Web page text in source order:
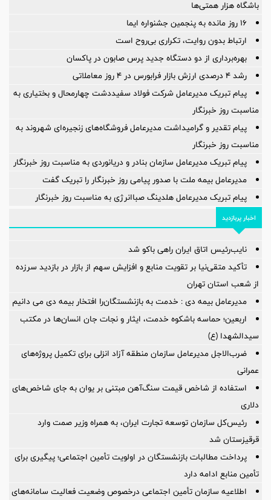
باشگاه هزار همتی‌ها
16 روز مانده به پنجمین جشنواره ایما
ارتباط بدون روایت، تکراری بی‌روح است
بهره‌برداری از دو دستگاه جدید پرس صابون در پاكسان
رشد ۴ درصدی ارزش بازار فرابورس در ۴ روز معاملاتی
پیام تبریک مدیرعامل شرکت فولاد سفیددشت چهارمحال و بختیاری به
مناسبت روز خبرنگار
پیام تقدیر و گرامیداشت مدیرعامل فروشگاه‌های زنجیره‌ای شهروند به
مناسبت روز خبرنگار
پیام تبریک مدیرعامل سازمان بنادر و دریانوردی به مناسبت روز خبرنگار
مدیرعامل بیمه ملت با صدور پیامی روز خبرنگار را تبریک گفت
پیام تبریک مدیرعامل هلدینگ صباانرژی به مناسبت روز خبرنگار
اخبار پربازدید
نایب‌رئیس اتاق ایران راهی باکو شد
تأکید متقی‌نیا بر تقویت منابع و افزایش سهم از بازار در بازدید سرزده
از شعب استان تهران
مدیرعامل بیمه دی : خدمت به بازنشستگان‌را افتخار بیمه دی می دانیم
اربعین؛ حماسه باشکوه خدمت، ایثار و نجات جان انسان‌ها در مکتب
سیدالشهدا (ع)
ضرب‌الاجل مدیرعامل سازمان منطقه آزاد انزلی برای تكمیل پروژه‌های
عمرانی
استفاده از شاخص قیمت سنگ‌آهن مبتنی بر یوان به جای شاخص‌های
دلاری
رئیس‌کل سازمان توسعه تجارت ایران، به همراه وزیر صمت وارد
قرقیزستان شد
پرداخت مطالبات بازنشستگان در اولویت تأمین اجتماعی؛ پیگیری برای
تأمین منابع ادامه دارد
اطلاعیه سازمان تأمین اجتماعی درخصوص وضعیت فعالیت سامانه‌های